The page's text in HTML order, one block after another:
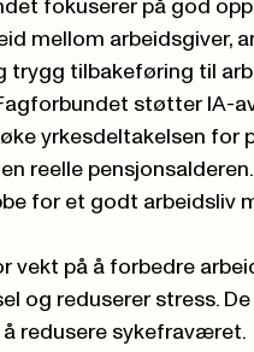
fokuserer på god
mellom arbeidsgiver,
trygg tilbakeføring til
støtter IA-
yrkesdeltakelsen for
reelle
for et godt arbeidsliv
vekt på å forbedre
og reduserer stress.
redusere sykefraværet.